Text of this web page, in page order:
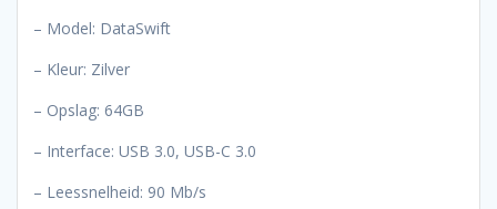
– Model: DataSwift
– Kleur: Zilver
– Opslag: 64GB
– Interface: USB 3.0, USB-C 3.0
– Leessnelheid: 90 Mb/s